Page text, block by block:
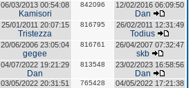
06/03/2013 00:54:08
Kamisori
842096 12/02/2016 06:09:50
Dan
25/01/2011 20:07:15
Tristezza
816795 26/02/2011 12:31:49
Todius
20/06/2006 23:05:04
gegee
816761 26/04/2007 07:32:47
skb
04/07/2022 19:21:29
Dan
813548 23/02/2023 16:58:56
Dan
03/05/2022 20:31:51 765428 04/05/2022 17:21:38